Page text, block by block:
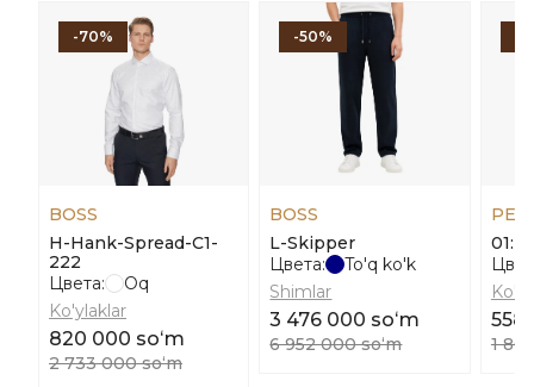
-70%
BOSS
H-Hank-Spread-C1-
222
Цвета:
Oq
Ko'ylaklar
820 000 soʻm
2 733 000 soʻm
-50%
BOSS
L-Skipper
Цвета:
To'q ko'k
Shimlar
3 476 000 soʻm
6 952 000 soʻm
01:
558
1